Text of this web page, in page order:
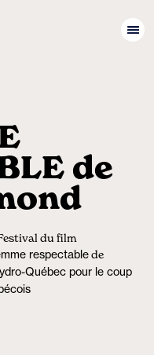
de
du film
respectablede
Québec pour le coup